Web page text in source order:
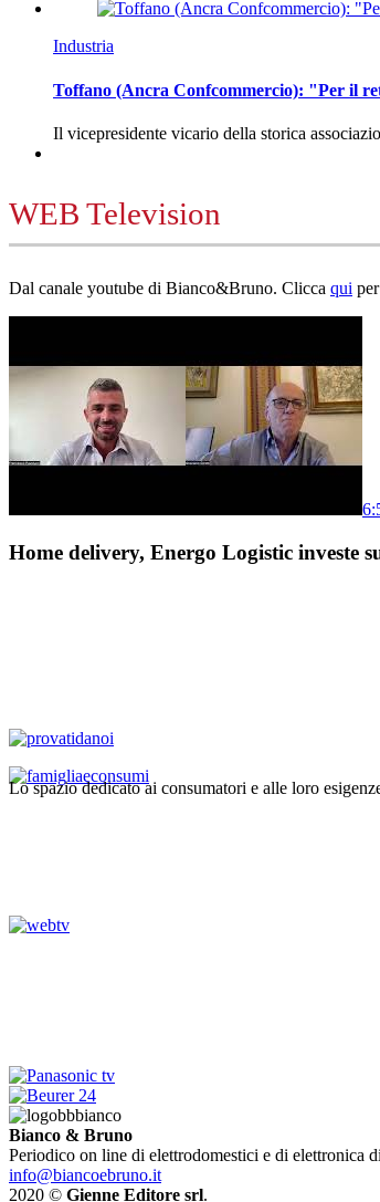
Industria
Toffano (Ancra Confcommercio): "Per il
Il vicepresidente vicario della storica
WEB Television
Dal canale youtube di Bianco&Bruno. Clicca qui
Home delivery, Energo Logistic investe
Lo spazio dedicato ai consumatori e alle loro
Bianco & Bruno
Periodico on line di elettrodomestici e di elettronica
info@biancoebruno.it
2020 © Gienne Editore srl.